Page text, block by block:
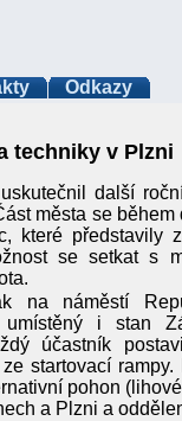
Odkazy
techniky v Plzni
další
města se
které představily
se setkat s
na náměstí
i stan
účastník
startovací
pohon
a Plzni a